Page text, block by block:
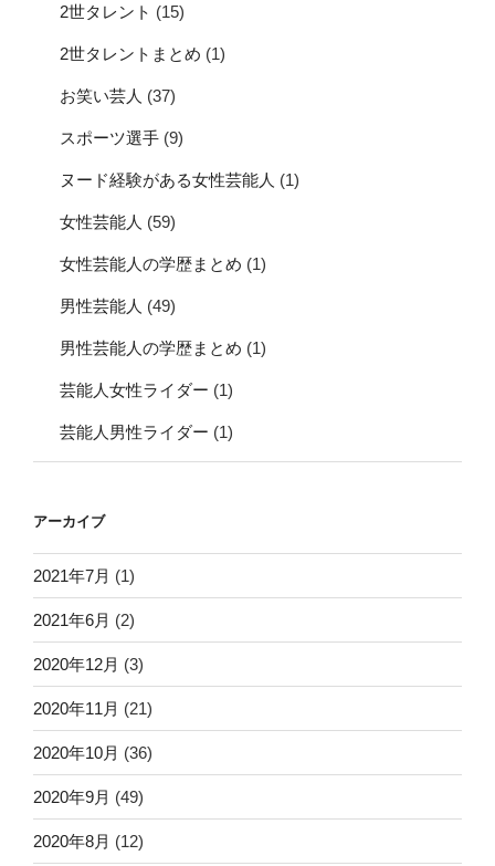
2世タレント (15)
2世タレントまとめ (1)
お笑い芸人 (37)
スポーツ選手 (9)
ヌード経験がある女性芸能人 (1)
女性芸能人 (59)
女性芸能人の学歴まとめ (1)
男性芸能人 (49)
男性芸能人の学歴まとめ (1)
芸能人女性ライダー (1)
芸能人男性ライダー (1)
アーカイブ
2021年7月 (1)
2021年6月 (2)
2020年12月 (3)
2020年11月 (21)
2020年10月 (36)
2020年9月 (49)
2020年8月 (12)